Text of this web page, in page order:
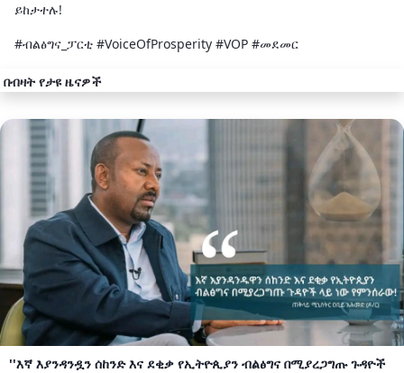
ይከታተሉ!
#ብልፅግና_ፓርቲ #VoiceOfProsperity #VOP #መደመር
በብዛት የታዩ ዜናዎች
''እኛ እያንዳንዷን ሰከንድ እና ደቂቃ የኢትዮጲያን ብልፅግና በሚያረጋግጡ ጉዳዮች